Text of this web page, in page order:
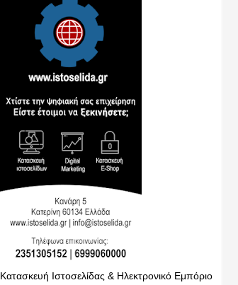
Κατασκευή Ιστοσελίδας & Ηλεκτρονικό Εμπόριο